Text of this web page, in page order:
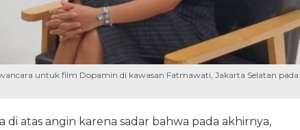
untuk film Dopamin di kawasan Fatmawati, Jakarta Selatan pada
atas angin karena sadar bahwa pada akhirnya,